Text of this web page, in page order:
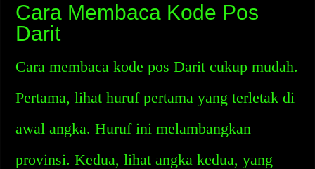
Cara Membaca Kode Pos
Darit
Cara membaca kode pos Darit cukup mudah.
Pertama, lihat huruf pertama yang terletak di
awal angka. Huruf ini melambangkan
provinsi. Kedua, lihat angka kedua, yang